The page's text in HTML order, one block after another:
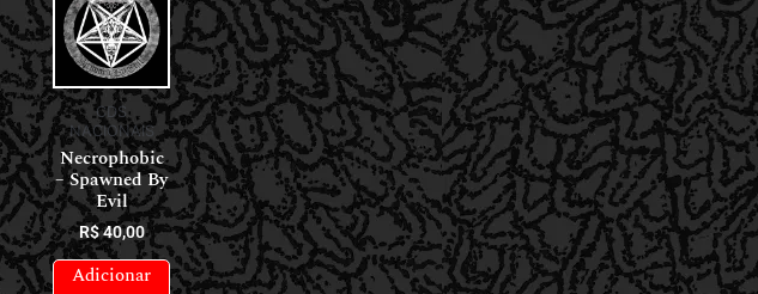
CDS
NACIONAIS
Necrophobic
– Spawned By
Evil
R$40,00
Adicionar